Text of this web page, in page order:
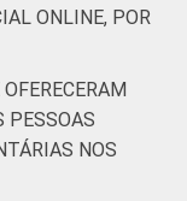
ONLINE, POR
PESSOAS
NOS